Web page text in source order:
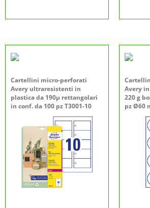
Cartellini micro-perforati
Avery ultraresistenti in
plastica da 190µ rettangolari
in conf. da 100 pz T3001-10
Avery
220 g
pz Ø60